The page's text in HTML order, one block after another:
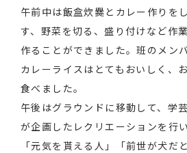
午前中は飯盒炊爨とカレー作りを
す、野菜を切る、盛り付けなど作
作ることができました。班のメン
カレーライスはとてもおいしく、
食べました。
午後はグラウンドに移動して、学
が企画したレクリエーションを行
「元気を貰える人」「前世が犬だ